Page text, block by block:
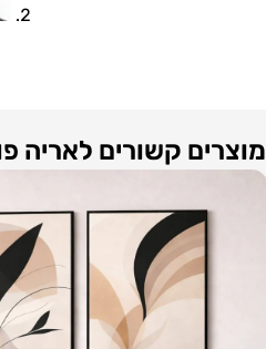
מוצרים קשורים לאריה